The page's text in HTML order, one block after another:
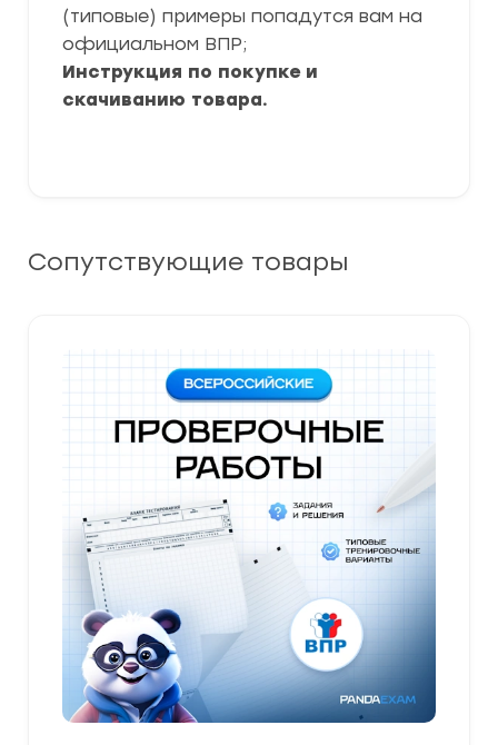
(типовые) примеры попадутся вам на
официальном ВПР;
Инструкция по покупке и
скачиванию товара.
Сопутствующие товары